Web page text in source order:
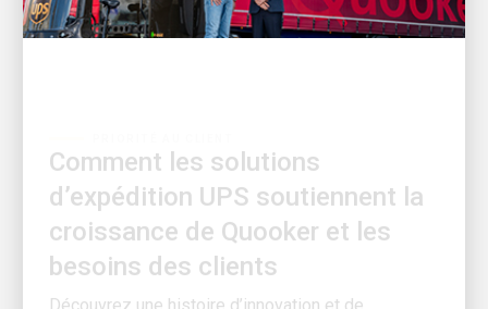
d’expédition UPS soutiennent la
croissance de Quooker et les
besoins des clients
Découvrez une histoire d’innovation et de
partenariat